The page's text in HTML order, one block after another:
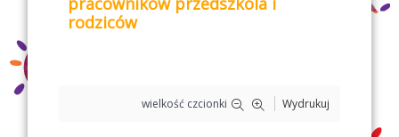
rodziców
wielkość czcionki Wydrukuj